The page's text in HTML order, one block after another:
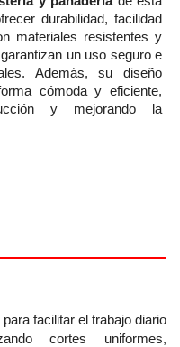
facilitar el trabajo diario
cortes uniformes,
durabilidad, facilidad
materiales resistentes y
un uso seguro e
Además, su diseño
cómoda y eficiente,
y mejorando la